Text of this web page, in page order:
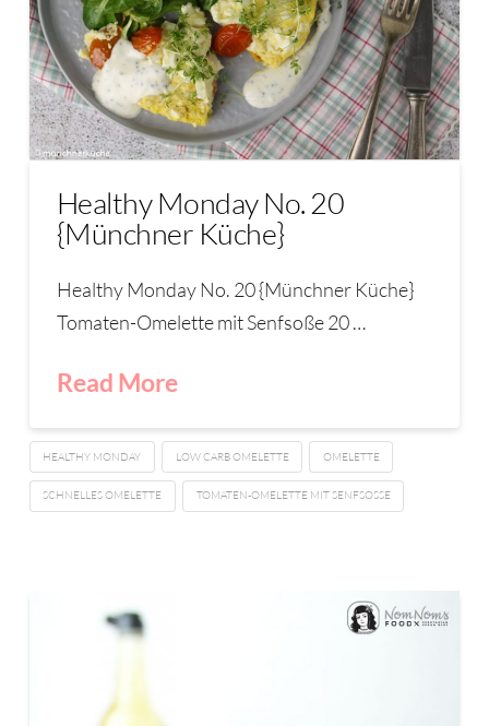
Healthy Monday No. 20
{Münchner Küche}
Healthy Monday No. 20 {Münchner Küche}
Tomaten-Omelette mit Senfsoße 20 …
Read More
HEALTHY MONDAY LOW CARB OMELETTE OMELETTE
SCHNELLES OMELETTE TOMATEN-OMELETTE MIT SENFSOSSE